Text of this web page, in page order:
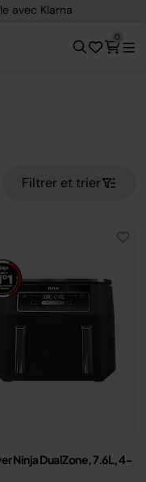
avec Klarna
0
Filtrer et trier
Ninja DualZone, 7.6L, 4-